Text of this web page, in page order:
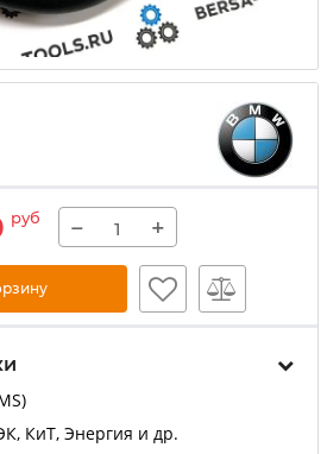
руб − +
КиТ, Энергия и др.